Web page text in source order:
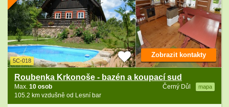
5C-018
Roubenka Krkonoše - bazén a koupací sud
Černý Důl mapa
Max. 10 osob
105.2 km vzdušně od Lesní bar
Zobrazit kontakty